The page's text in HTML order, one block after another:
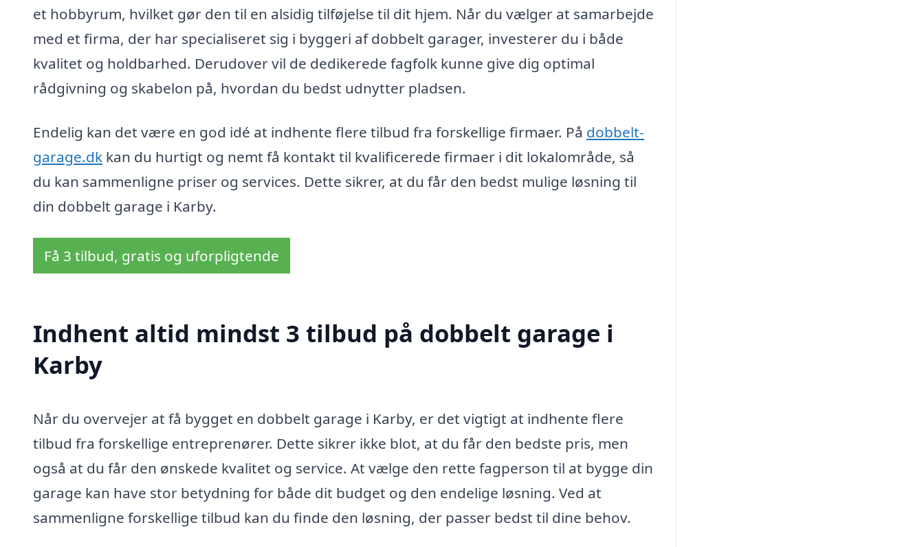
et hobbyrum, hvilket gør den til en alsidig tilføjelse til dit hjem. Når du vælger at samarbejde
med et firma, der har specialiseret sig i byggeri af dobbelt garager, investerer du i både
kvalitet og holdbarhed. Derudover vil de dedikerede fagfolk kunne give dig optimal
rådgivning og skabelon på, hvordan du bedst udnytter pladsen.
Endelig kan det være en god idé at indhente flere tilbud fra forskellige firmaer. På dobbelt-
garage.dk kan du hurtigt og nemt få kontakt til kvalificerede firmaer i dit lokalområde, så
du kan sammenligne priser og services. Dette sikrer, at du får den bedst mulige løsning til
din dobbelt garage i Karby.
Få 3 tilbud, gratis og uforpligtende
Indhent altid mindst 3 tilbud på dobbelt garage i
Karby
Når du overvejer at få bygget en dobbelt garage i Karby, er det vigtigt at indhente flere
tilbud fra forskellige entreprenører. Dette sikrer ikke blot, at du får den bedste pris, men
også at du får den ønskede kvalitet og service. At vælge den rette fagperson til at bygge din
garage kan have stor betydning for både dit budget og den endelige løsning. Ved at
sammenligne forskellige tilbud kan du finde den løsning, der passer bedst til dine behov.